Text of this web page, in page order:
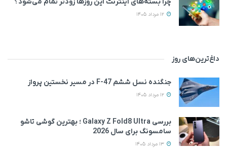
داغ‌ترین‌های روز
جنگنده نسل ششم F-47 در مسیر نخستین پرواز
بررسی Galaxy Z Fold8 Ultra ؛ بهترین گوشی تاشو
سامسونگ برای سال 2026